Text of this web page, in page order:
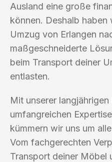
Ausland eine große
können. Deshalb haben
Umzug von Erlangen
maßgeschneiderte
beim Transport deiner
entlasten.
Mit unserer
umfangreichen
kümmern wir uns um
Vom fachgerechten
Transport deiner Möbel